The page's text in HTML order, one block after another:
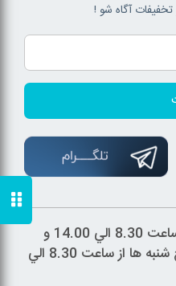
آگاه شو !
شنبه تا چهار شنبه: صبح ها از ساعت 8.30 الي 14.00 و
بعداظهر ها 16 الي 19.30 پنج شنبه ها از ساعت 8.30 الي